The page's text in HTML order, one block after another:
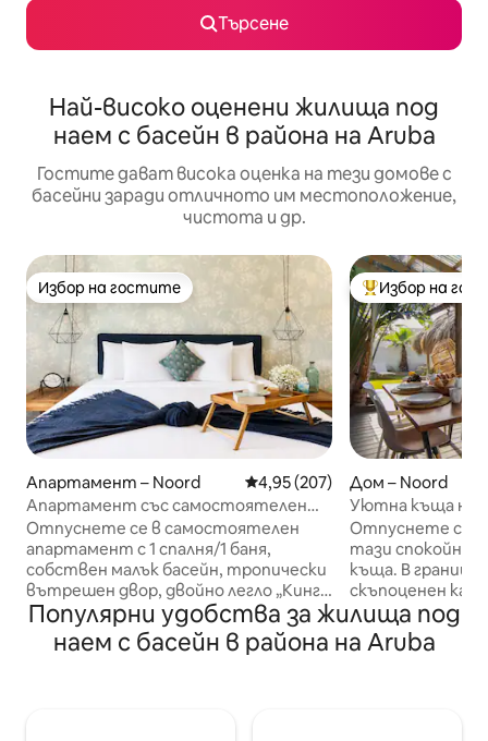
Търсене
Най-високо оценени жилища под
наем с басейн в района на Aruba
Гостите дават висока оценка на тези домове с
басейни заради отличното им местоположение,
чистота и др.
Избор на гостите
Избор на гостите
Апартамент – Noord Средна оценка: 4,95 от 5,
4,95 (207)
Апартамент със самостоятелен
малък басейн | На 5 минути с кола от
плажовете
Отпуснете се в самостоятелен
апартамент с 1 спалня/1 баня,
собствен малък басейн, тропически
вътрешен двор, двойно легло „Кинг“
и на 5 МИНУТИ с кола от най-
добрите плажове, ресторанти и
нощен живот на Аруба. ★ Частен
Най-популярен
Избор на
Дом – Noord
Уютна къща на
Отпуснете се
тази спокойна,
къща. В
скъпоценен
отпуснете,
наслаждавате
вибрации.
Популярни удобства за жилища под
наем с басейн в района на Aruba